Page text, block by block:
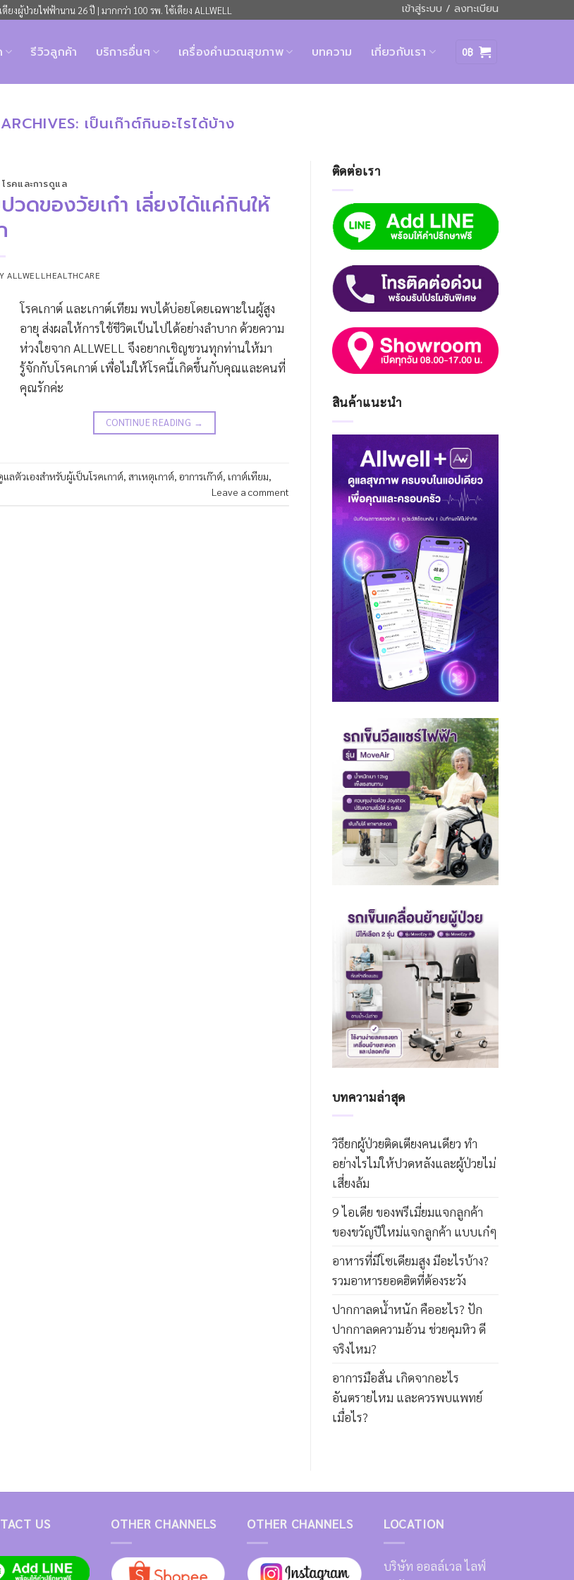
ตียงผู้ป่วยไฟฟ้านาน 26 ปี | มากกว่า 100 รพ. ใช้เตียง ALLWELL เข้าสู่ระบบ / ลงทะเบียน
รีวิวลูกค้า บริการอื่นๆ เครื่องคำนวณสุขภาพ บทความ เกี่ยวกับเรา 0฿
เป็นเก๊าต์กินอะไรได้บ้าง
,โรคและการดูแล
วดของวัยเก๋า เลี่ยงได้แค่กินให้
ALLWELLHEALTHCARE
โรคเกาต์ และเกาต์เทียม พบได้บ่อยโดยเฉพาะในผู้สูง
อายุ ส่งผลให้การใช้ชีวิตเป็นไปได้อย่างลำบาก ด้วยความ
ห่วงใยจาก ALLWELL จึงอยากเชิญชวนทุกท่านให้มา
รู้จักกับโรคเกาต์ เพื่อไม่ให้โรคนี้เกิดขึ้นกับคุณและคนที่
คุณรักค่ะ
CONTINUE READING →
แลตัวเองสำหรับผู้เป็นโรคเกาต์, สาเหตุเกาต์, อาการเก๊าต์, เกาต์เทียม,
Leave a comment
ติดต่อเรา
สินค้าแนะนำ
บทความล่าสุด
วิธียกผู้ป่วยติดเตียงคนเดียว ทำ
อย่างไรไม่ให้ปวดหลังและผู้ป่วยไม่
เสี่ยงล้ม
9 ไอเดีย ของพรีเมี่ยมแจกลูกค้า
ของขวัญปีใหม่แจกลูกค้า แบบเก๋ๆ
อาหารที่มีโซเดียมสูง มีอะไรบ้าง?
รวมอาหารยอดฮิตที่ต้องระวัง
ปากกาลดน้ำหนัก คืออะไร? ปัก
ปากกาลดความอ้วน ช่วยคุมหิว ดี
จริงไหม?
อาการมือสั่น เกิดจากอะไร
อันตรายไหม และควรพบแพทย์
เมื่อไร?
US OTHER CHANNELS OTHER CHANNELS LOCATION
บริษัท ออลล์เวล ไลฟ์